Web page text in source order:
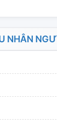
NHÂN NGƯ